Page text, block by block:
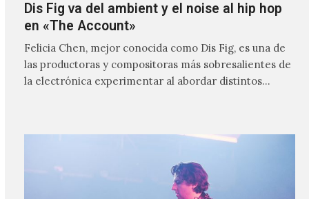
Dis Fig va del ambient y el noise al hip hop
en «The Account»
Felicia Chen, mejor conocida como Dis Fig, es una de
las productoras y compositoras más sobresalientes de
la electrónica experimentar al abordar distintos